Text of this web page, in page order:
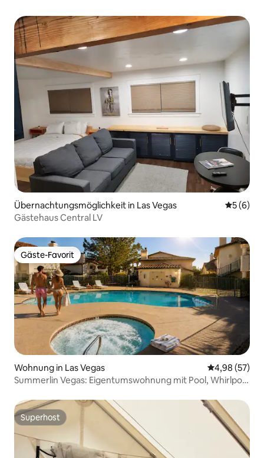
Übernachtungsmöglichkeit in Las Vegas
5 (6)
Gästehaus Central LV
Gäste-Favorit
Gäste-Favorit
Wohnung in Las Vegas
4,98 (57)
Summerlin Vegas: Eigentumswohnung mit Pool, Whirlpool
Superhost
Superhost